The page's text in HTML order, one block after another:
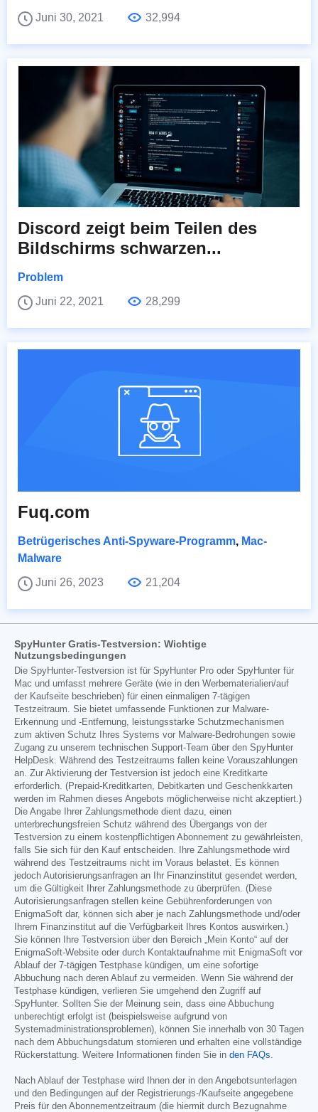
Juni 30, 2021 32,994
Discord zeigt beim Teilen des
Bildschirms schwarzen...
Problem
Juni 22, 2021
28,299
Fuq.com
Betrügerisches Anti-Spyware-Programm, Mac-
Malware
Juni 26, 2023
21,204
SpyHunter Gratis-Testversion: Wichtige
Nutzungsbedingungen
Die SpyHunter-Testversion ist für SpyHunter Pro oder SpyHunter für
Mac und umfasst mehrere Geräte (wie in den Werbematerialien/auf
der Kaufseite beschrieben) für einen einmaligen 7-tägigen
Testzeitraum. Sie bietet umfassende Funktionen zur Malware-
Erkennung und -Entfernung, leistungsstarke Schutzmechanismen
zum aktiven Schutz Ihres Systems vor Malware-Bedrohungen sowie
Zugang zu unserem technischen Support-Team über den SpyHunter
HelpDesk. Während des Testzeitraums fallen keine Vorauszahlungen
an. Zur Aktivierung der Testversion ist jedoch eine Kreditkarte
erforderlich. (Prepaid-Kreditkarten, Debitkarten und Geschenkkarten
werden im Rahmen dieses Angebots möglicherweise nicht akzeptiert.)
Die Angabe Ihrer Zahlungsmethode dient dazu, einen
unterbrechungsfreien Schutz während des Übergangs von der
Testversion zu einem kostenpflichtigen Abonnement zu gewährleisten,
falls Sie sich für den Kauf entscheiden. Ihre Zahlungsmethode wird
während des Testzeitraums nicht im Voraus belastet. Es können
jedoch Autorisierungsanfragen an Ihr Finanzinstitut gesendet werden,
um die Gültigkeit Ihrer Zahlungsmethode zu überprüfen. (Diese
Autorisierungsanfragen stellen keine Gebührenforderungen von
EnigmaSoft dar, können sich aber je nach Zahlungsmethode und/oder
Ihrem Finanzinstitut auf die Verfügbarkeit Ihres Kontos auswirken.)
Sie können Ihre Testversion über den Bereich „Mein Konto“ auf der
EnigmaSoft-Website oder durch Kontaktaufnahme mit EnigmaSoft vor
Ablauf der 7-tägigen Testphase kündigen, um eine sofortige
Abbuchung nach deren Ablauf zu vermeiden. Wenn Sie während der
Testphase kündigen, verlieren Sie umgehend den Zugriff auf
SpyHunter. Sollten Sie der Meinung sein, dass eine Abbuchung
unberechtigt erfolgt ist (beispielsweise aufgrund von
Systemadministrationsproblemen), können Sie innerhalb von 30 Tagen
nach dem Abbuchungsdatum stornieren und erhalten eine vollständige
Rückerstattung. Weitere Informationen finden Sie in den FAQs.
Nach Ablauf der Testphase wird Ihnen der in den Angebotsunterlagen
und den Bedingungen auf der Registrierungs-/Kaufseite angegebene
Preis für den Abonnementzeitraum (die hiermit durch Bezugnahme